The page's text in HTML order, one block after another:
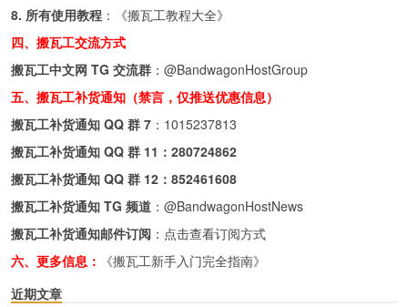
8. 所有使用教程 ：《搬瓦工教程大全》
四、搬瓦工交流方式
搬瓦工中文网 TG 交流群 ： @BandwagonHostGroup
五、搬瓦工补货通知（禁言，仅推送优惠信息）
搬瓦工补货通知 QQ 群 7 ： 1015237813
搬瓦工补货通知 QQ 群 11： 280724862
搬瓦工补货通知 QQ 群 12： 852461608
搬瓦工补货通知 TG 频道 ： @BandwagonHostNews
搬瓦工补货通知邮件订阅 ： 点击查看订阅方式
六、更多信息：
《搬瓦工新手入门完全指南》
近期文章